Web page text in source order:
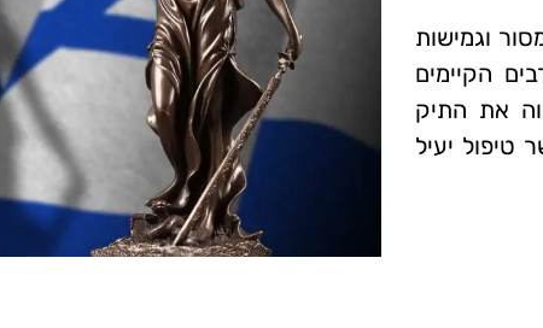
וגמישות
הקיימים
את התיק
טיפול יעיל